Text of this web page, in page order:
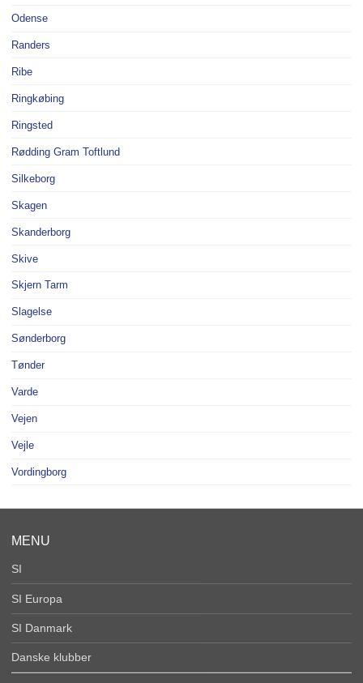
Odense
Randers
Ribe
Ringkøbing
Ringsted
Rødding Gram Toftlund
Silkeborg
Skagen
Skanderborg
Skive
Skjern Tarm
Slagelse
Sønderborg
Tønder
Varde
Vejen
Vejle
Vordingborg
MENU
SI
SI Europa
SI Danmark
Danske klubber